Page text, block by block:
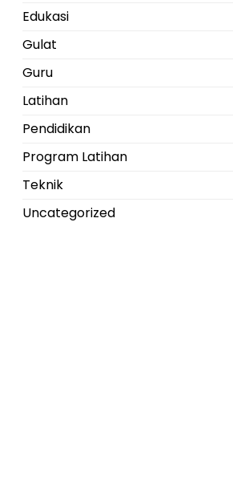
Edukasi
Gulat
Guru
Latihan
Pendidikan
Program Latihan
Teknik
Uncategorized